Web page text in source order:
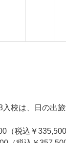
入校は、日の出
（税込￥335,500